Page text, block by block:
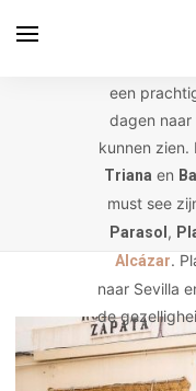
Sevilla is in
zuiden van
een
dagen naar
kunnen zien.
Triana en
must see
Parasol ,
Alcázar.
naar Sevilla
de